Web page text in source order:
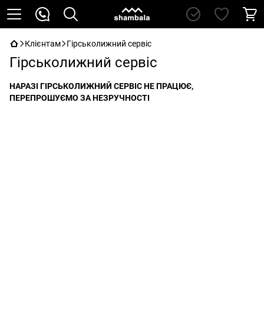
Клієнтам Гірськолижний сервіс
Гірськолижний сервіс
НАРАЗІ ГІРСЬКОЛИЖНИЙ СЕРВІС НЕ ПРАЦЮЄ,
ПЕРЕПРОШУЄМО ЗА НЕЗРУЧНОСТІ